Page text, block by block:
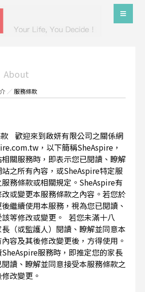
About
／服務條款
歡迎來到啟妍有限公司之關係網
，以下簡稱SheAspire，
關服務時，即表示您已閱讀、瞭解
之所有內容，或SheAspire特定服
務條款或相關規定。SheAspire有
或變更本服務條款之內容。若您於
繼續使用本服務，視為您已閱讀、
等修改或變更。 若您未滿十八
（或監護人）閱讀、瞭解並同意本
容及其後修改變更後，方得使用。
服務時，即推定您的家長
閱讀、瞭解並同意接受本服務條款之
改變更。